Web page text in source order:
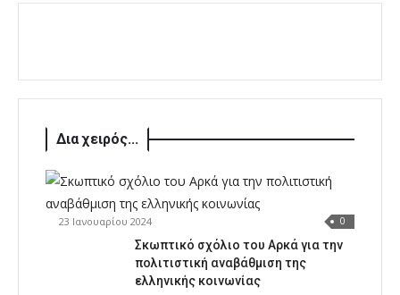
Δια χειρός...
23 Ιανουαρίου 2024 0
Σκωπτικό σχόλιο του Αρκά για την
πολιτιστική αναβάθμιση της
ελληνικής κοινωνίας